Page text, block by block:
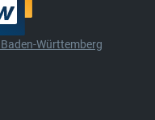
Württemberg